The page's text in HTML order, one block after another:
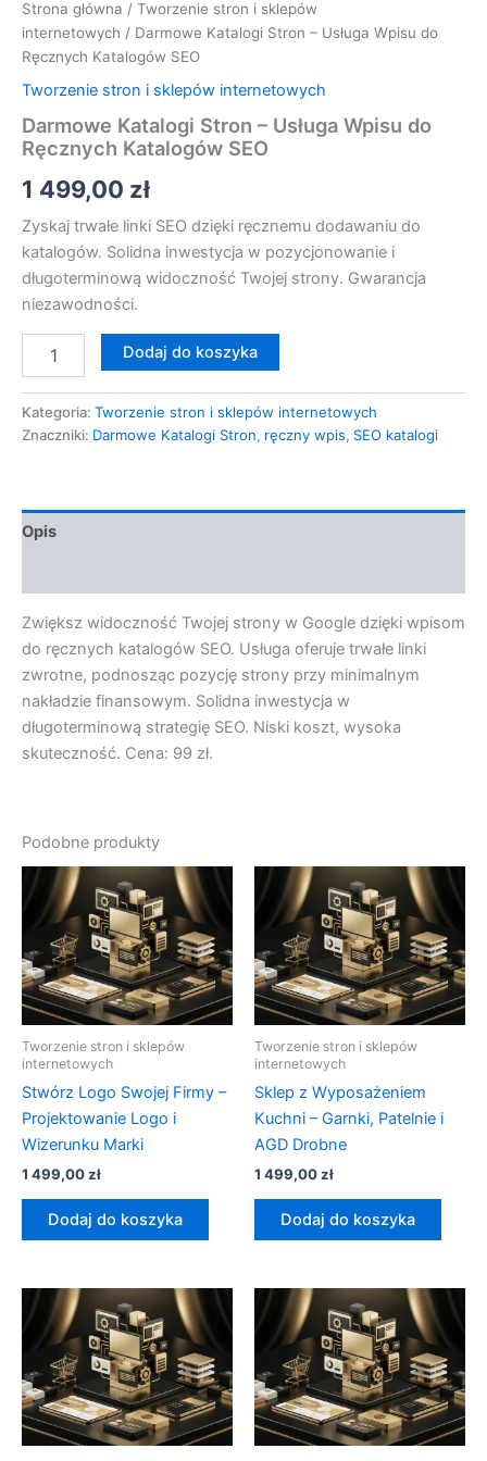
Strona główna / Tworzenie stron i sklepów
internetowych / Darmowe Katalogi Stron – Usługa Wpisu do
Ręcznych Katalogów SEO
Tworzenie stron i sklepów internetowych
Darmowe Katalogi Stron – Usługa Wpisu do
Ręcznych Katalogów SEO
1 499,00 zł
Zyskaj trwałe linki SEO dzięki ręcznemu dodawaniu do
katalogów. Solidna inwestycja w pozycjonowanie i
długoterminową widoczność Twojej strony. Gwarancja
niezawodności.
Dodaj do koszyka
Kategoria: Tworzenie stron i sklepów internetowych
Znaczniki: Darmowe Katalogi Stron, ręczny wpis, SEO katalogi
Opis
Zwiększ widoczność Twojej strony w Google dzięki wpisom
do ręcznych katalogów SEO. Usługa oferuje trwałe linki
zwrotne, podnosząc pozycję strony przy minimalnym
nakładzie finansowym. Solidna inwestycja w
długoterminową strategię SEO. Niski koszt, wysoka
skuteczność. Cena: 99 zł.
Podobne produkty
Tworzenie stron i sklepów
internetowych
Stwórz Logo Swojej Firmy –
Projektowanie Logo i
Wizerunku Marki
1 499,00zł
Dodaj do koszyka
Tworzenie stron i sklepów
internetowych
Sklep z Wyposażeniem
Kuchni – Garnki, Patelnie i
AGD Drobne
1 499,00zł
Dodaj do koszyka